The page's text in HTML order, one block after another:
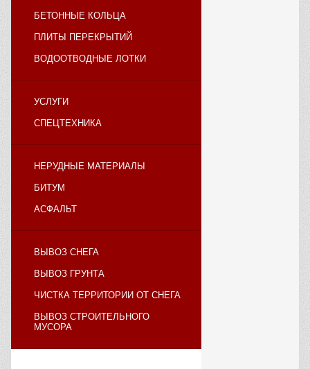
БЕТОННЫЕ КОЛЬЦА
ПЛИТЫ ПЕРЕКРЫТИЙ
ВОДООТВОДНЫЕ ЛОТКИ
УСЛУГИ
СПЕЦТЕХНИКА
НЕРУДНЫЕ МАТЕРИАЛЫ
БИТУМ
АСФАЛЬТ
ВЫВОЗ СНЕГА
ВЫВОЗ ГРУНТА
ЧИСТКА ТЕРРИТОРИИ ОТ СНЕГА
ВЫВОЗ СТРОИТЕЛЬНОГО
МУСОРА